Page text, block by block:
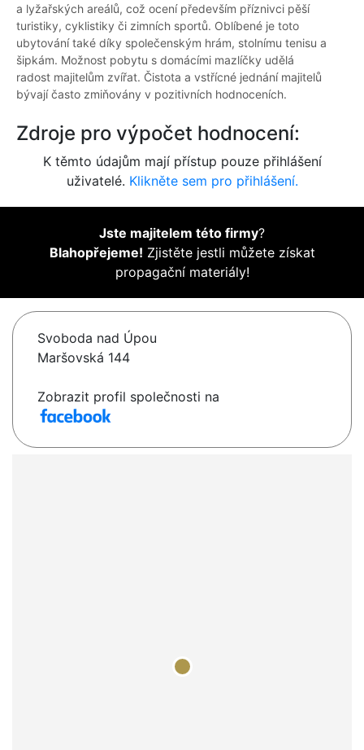
a lyžařských areálů, což ocení především příznivci pěší
turistiky, cyklistiky či zimních sportů. Oblíbené je toto
ubytování také díky společenským hrám, stolnímu tenisu a
šipkám. Možnost pobytu s domácími mazlíčky udělá
radost majitelům zvířat. Čistota a vstřícné jednání majitelů
bývají často zmiňovány v pozitivních hodnoceních.
Zdroje pro výpočet hodnocení:
K těmto údajům mají přístup pouze přihlášení
uživatelé. Klikněte sem pro přihlášení.
Jste majitelem této firmy?
Blahopřejeme! Zjistěte jestli můžete získat
propagační materiály!
Svoboda nad Úpou
Maršovská 144
Zobrazit profil společnosti na